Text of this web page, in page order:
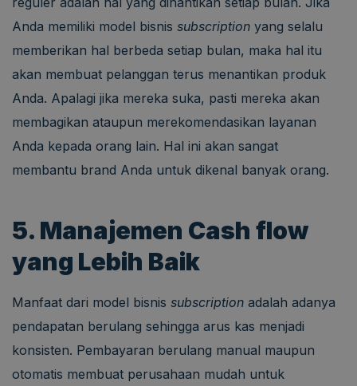
Anda memiliki model bisnis subscription yang selalu
memberikan hal berbeda setiap bulan, maka hal itu
akan membuat pelanggan terus menantikan produk
Anda. Apalagi jika mereka suka, pasti mereka akan
membagikan ataupun merekomendasikan layanan
Anda kepada orang lain. Hal ini akan sangat
membantu brand Anda untuk dikenal banyak orang.
5. Manajemen Cash flow
yang Lebih Baik
Manfaat dari model bisnis subscription adalah adanya
pendapatan berulang sehingga arus kas menjadi
konsisten. Pembayaran berulang manual maupun
otomatis membuat perusahaan mudah untuk